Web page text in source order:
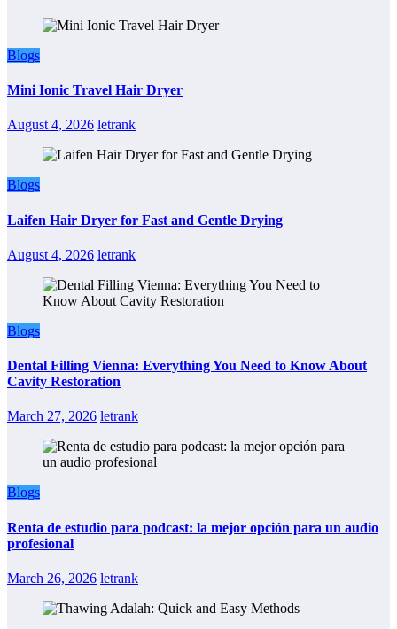
Blogs
Mini Ionic Travel Hair Dryer
August 4, 2026 letrank
Blogs
Laifen Hair Dryer for Fast and Gentle Drying
August 4, 2026 letrank
Blogs
Dental Filling Vienna: Everything You Need to Know About
Cavity Restoration
March 27, 2026 letrank
Blogs
Renta de estudio para podcast: la mejor opción para un audio
profesional
March 26, 2026 letrank